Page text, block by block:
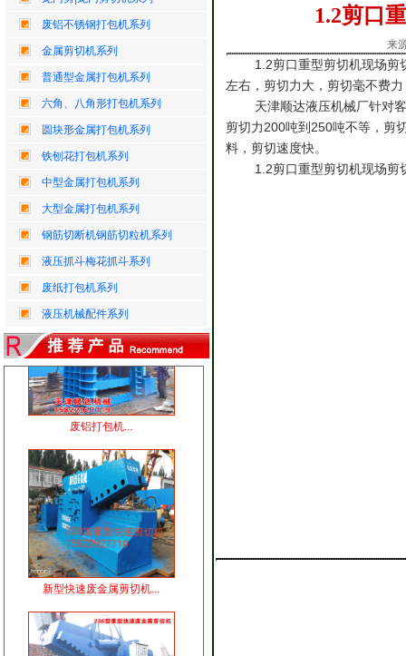
废铝不锈钢打包机系列
金属剪切机系列
普通型金属打包机系列
六角、八角形打包机系列
圆块形金属打包机系列
铁刨花打包机系列
中型金属打包机系列
大型金属打包机系列
钢筋切断机钢筋切粒机系列
液压抓斗梅花抓斗系列
废纸打包机系列
液压机械配件系列
圆块液压金属打包机...
废铝打包机...
新型快速废金属剪切机...
1.2剪口
来
1.2剪口重型剪切机现场剪切
左右，剪切力大，剪切毫不费
天津顺达液压机械厂针对客
剪切力200吨到250吨不等，剪
料，剪切速度快。
1.2剪口重型剪切机现场剪